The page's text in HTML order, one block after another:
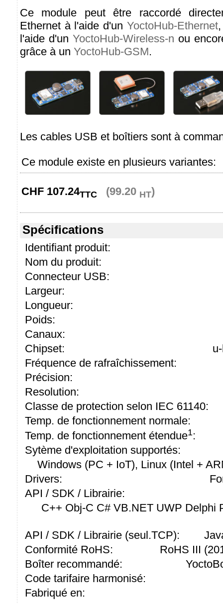
Ce module peut être raccordé
Ethernet à l'aide d'un YoctoHub-Ethernet
l'aide d'un YoctoHub-Wireless-n ou
grâce à un YoctoHub-GSM.
Les cables USB et boîtiers sont à
Ce module existe en plusieurs variantes:
CHF 107.24TTC (99.20 HT)
Spécifications
Identifiant produit:
Nom du produit:
Connecteur USB:
Largeur:
Longueur:
Poids:
Canaux:
Chipset:
Fréquence de rafraîchissement:
Précision:
Resolution:
Classe de protection selon IEC 61140:
Temp. de fonctionnement normale:
Temp. de fonctionnement étendue1:
Sytème d'exploitation supportés:
Windows (PC + IoT), Linux (Intel +
Drivers:
API / SDK / Librairie:
C++ Obj-C C# VB.NET UWP Delphi
API / SDK / Librairie (seul.TCP):
Conformité RoHS:
RoHS III
Boîter recommandé:
Code tarifaire harmonisé:
Fabriqué en: